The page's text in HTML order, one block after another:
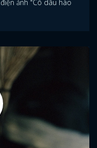
ảnh "Cô dâu hào